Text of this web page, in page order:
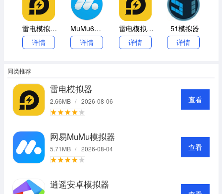
雷电模拟器(LDPlayer)
详情
MuMu6模拟器
详情
雷电模拟器电脑版
详情
51模拟器
详情
同类推荐
雷电模拟器
2.66MB / 2026-08-06 查看
网易MuMu模拟器
5.71MB / 2026-08-04 查看
逍遥安卓模拟器